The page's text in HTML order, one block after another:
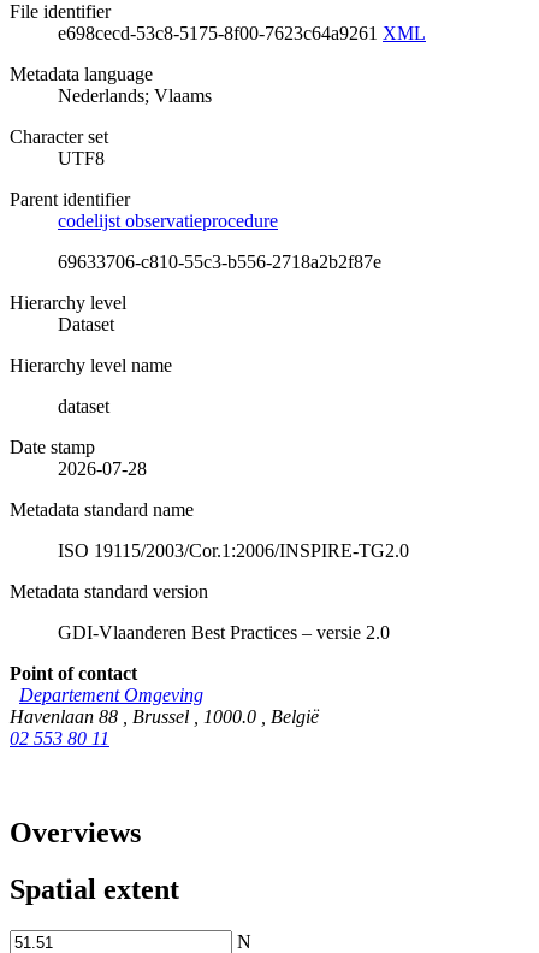
File identifier
e698cecd-53c8-5175-8f00-7623c64a9261 XML
Metadata language
Nederlands; Vlaams
Character set
UTF8
Parent identifier
codelijst observatieprocedure
69633706-c810-55c3-b556-2718a2b2f87e
Hierarchy level
Dataset
Hierarchy level name
dataset
Date stamp
2026-07-28
Metadata standard name
ISO 19115/2003/Cor.1:2006/INSPIRE-TG2.0
Metadata standard version
GDI-Vlaanderen Best Practices – versie 2.0
Point of contact
Departement Omgeving
Havenlaan 88
Brussel 1000.0
België
02 553 80 11
Overviews
Spatial extent
N